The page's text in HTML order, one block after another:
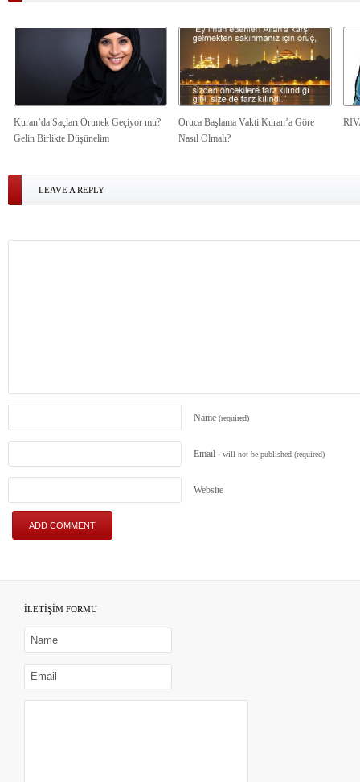
Kuran’da Saçları Örtmek Geçiyor mu?
Gelin Birlikte Düşünelim
Oruca Başlama Vakti Kuran’a Göre
Nasıl Olmalı?
LEAVE A REPLY
Name (required)
Email - will not be published (required)
Website
İLETİŞİM FORMU